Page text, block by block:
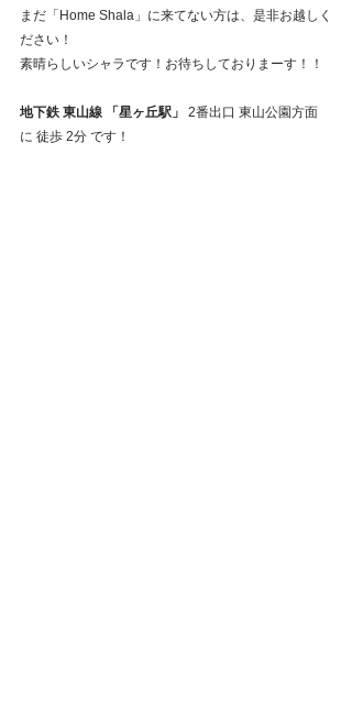
まだ「Home Shala」に来てない方は、是非お越しく
ださい！
素晴らしいシャラです！お待ちしておりまーす！！
地下鉄 東山線 「星ヶ丘駅」 2番出口 東山公園方面
に 徒歩 2分 です！